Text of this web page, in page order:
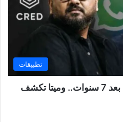
تطبيقات
رئيس واتساب يغادر منصبه بعد 7 سنوات.. وميتا تكشف